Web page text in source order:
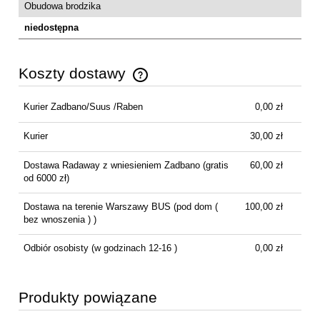
Obudowa brodzika
niedostępna
Koszty dostawy
Cena nie zawiera ewentualnych kosztów płatności
Kurier Zadbano/Suus /Raben 0,00 zł
Kurier 30,00 zł
Dostawa Radaway z wniesieniem Zadbano(gratis
od 6000 zł)
60,00 zł
Dostawa na terenie Warszawy BUS (pod dom (
bez wnoszenia ) )
100,00 zł
Odbiór osobisty(w godzinach 12-16 ) 0,00 zł
Produkty powiązane